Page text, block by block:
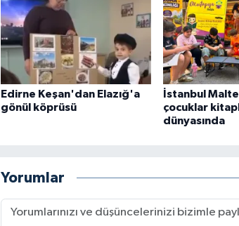
Edirne Keşan'dan Elazığ'a
gönül köprüsü
İstanbul
çocuklar
dünyasında
Yorumlar